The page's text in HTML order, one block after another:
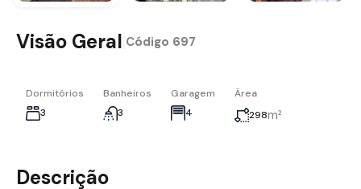
Visão Geral Código 697
Dormitórios
3
Banheiros
3
Garagem
4
Área
298m²
Descrição